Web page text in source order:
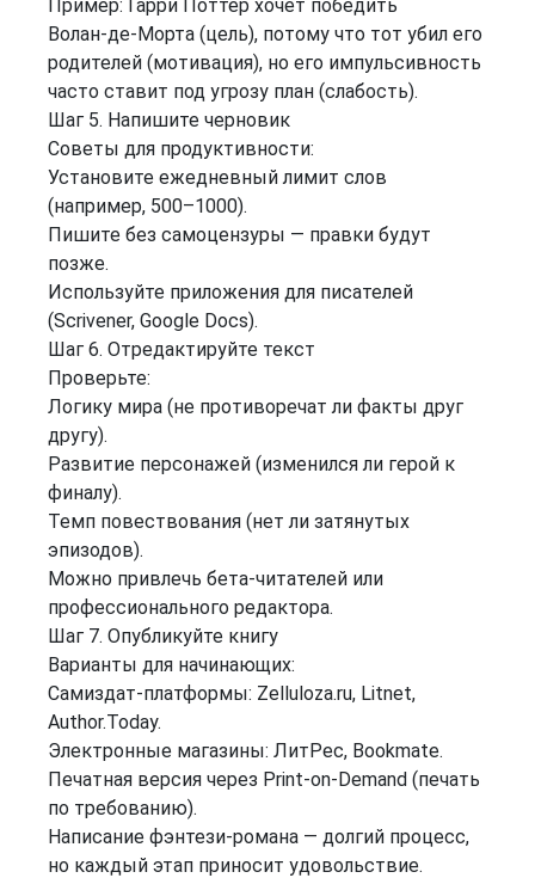
Пример: Гарри Поттер хочет победить
Волан‑де‑Морта (цель), потому что тот убил его
родителей (мотивация), но его импульсивность
часто ставит под угрозу план (слабость).
Шаг 5. Напишите черновик
Советы для продуктивности:
Установите ежедневный лимит слов
(например, 500–1000).
Пишите без самоцензуры — правки будут
позже.
Используйте приложения для писателей
(Scrivener, Google Docs).
Шаг 6. Отредактируйте текст
Проверьте:
Логику мира (не противоречат ли факты друг
другу).
Развитие персонажей (изменился ли герой к
финалу).
Темп повествования (нет ли затянутых
эпизодов).
Можно привлечь бета‑читателей или
профессионального редактора.
Шаг 7. Опубликуйте книгу
Варианты для начинающих:
Самиздат‑платформы: Zelluloza.ru, Litnet,
Author.Today.
Электронные магазины: ЛитРес, Bookmate.
Печатная версия через Print‑on‑Demand (печать
по требованию).
Написание фэнтези‑романа — долгий процесс,
но каждый этап приносит удовольствие.